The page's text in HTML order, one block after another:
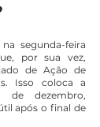
segunda-feira
por sua vez,
de Ação de
Isso coloca a
de dezembro,
após o final de